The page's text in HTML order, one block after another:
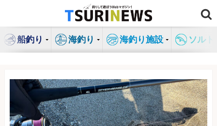
ン
船釣り 海釣り 海釣り施設 ソル